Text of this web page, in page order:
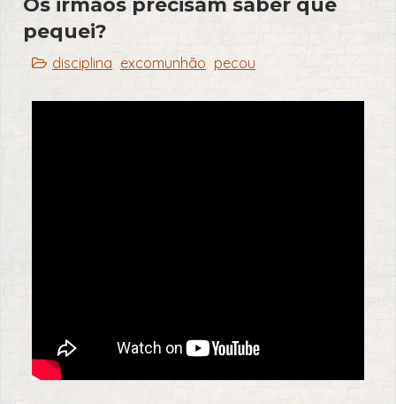
Os irmaos precisam saber que
pequei?
disciplina, excomunhão, pecou